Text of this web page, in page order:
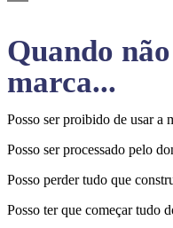
Quando
marca...
Posso ser proibido de usar a
Posso ser processado pelo
Posso perder tudo que
Posso ter que começar tudo